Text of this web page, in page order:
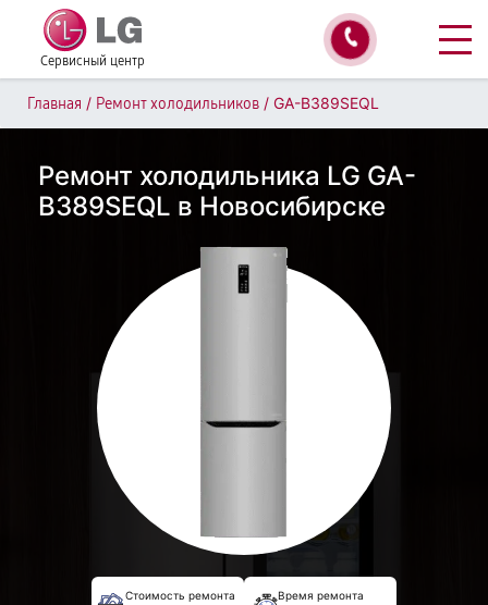
Сервисный центр
Главная / Ремонт холодильников / GA-B389SEQL
Ремонт холодильника LG GA-
B389SEQL в Новосибирске
Стоимость ремонта Время ремонта